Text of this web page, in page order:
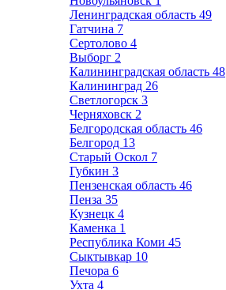
Ленинградская область 49
Гатчина 7
Сертолово 4
Выборг 2
Калининградская область 48
Калининград 26
Светлогорск 3
Черняховск 2
Белгородская область 46
Белгород 13
Старый Оскол 7
Губкин 3
Пензенская область 46
Пенза 35
Кузнецк 4
Каменка 1
Республика Коми 45
Сыктывкар 10
Печора 6
Ухта 4